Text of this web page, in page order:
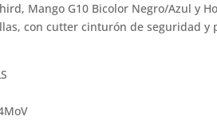
Mango G10 Bicolor Negro/Azul y
con cutter cinturón de seguridad y